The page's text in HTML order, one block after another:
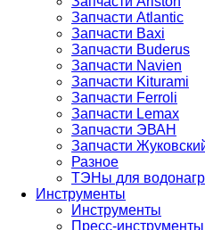
Запчасти Atlantic
Запчасти Baxi
Запчасти Buderus
Запчасти Navien
Запчасти Kiturami
Запчасти Ferroli
Запчасти Lemax
Запчасти ЭВАН
Запчасти
Разное
ТЭНы для
Инструменты
Инструменты
Пресс-инструменты